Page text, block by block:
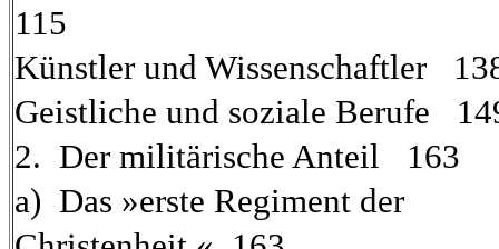
115
Künstler und Wissenschaftler
Geistliche und soziale Berufe
2. Der militärische Anteil 163
a) Das »erste Regiment der